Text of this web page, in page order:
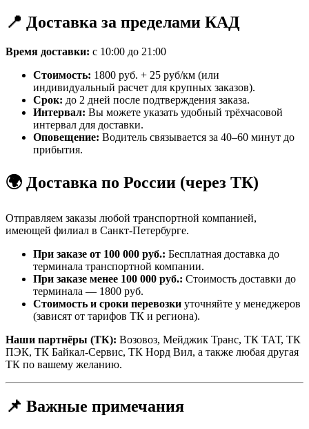
📍 Доставка за пределами КАД
Время доставки: с 10:00 до 21:00
Стоимость: 1800 руб. + 25 руб/км (или
индивидуальный расчет для крупных заказов).
Срок: до 2 дней после подтверждения заказа.
Интервал: Вы можете указать удобный трёхчасовой
интервал для доставки.
Оповещение: Водитель связывается за 40–60 минут до
прибытия.
🌍 Доставка по России (через ТК)
Отправляем заказы любой транспортной компанией,
имеющей филиал в Санкт-Петербурге.
При заказе от 100 000 руб.: Бесплатная доставка до
терминала транспортной компании.
При заказе менее 100 000 руб.: Стоимость доставки до
терминала — 1800 руб.
Стоимость и сроки перевозки уточняйте у менеджеров
(зависят от тарифов ТК и региона).
Наши партнёры (ТК): Возовоз, Мейджик Транс, ТК ТАТ, ТК
ПЭК, ТК Байкал-Сервис, ТК Норд Вил, а также любая другая
ТК по вашему желанию.
📌 Важные примечания